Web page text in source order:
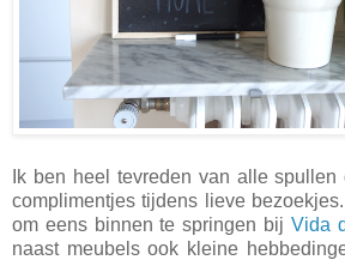
Ik ben heel tevreden van alle
complimentjes tijdens lieve
om eens binnen te springen bij Vida
naast meubels ook kleine